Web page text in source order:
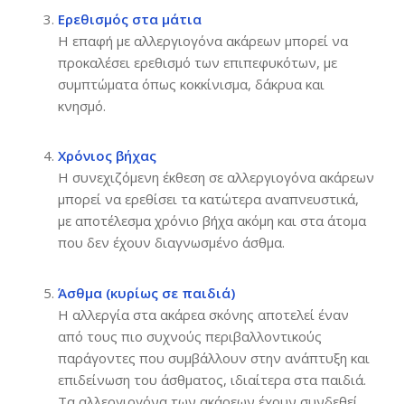
Ερεθισμός στα μάτια
Η επαφή με αλλεργιογόνα ακάρεων μπορεί να
προκαλέσει ερεθισμό των επιπεφυκότων, με
συμπτώματα όπως κοκκίνισμα, δάκρυα και
κνησμό.
Χρόνιος βήχας
Η συνεχιζόμενη έκθεση σε αλλεργιογόνα ακάρεων
μπορεί να ερεθίσει τα κατώτερα αναπνευστικά,
με αποτέλεσμα χρόνιο βήχα ακόμη και στα άτομα
που δεν έχουν διαγνωσμένο άσθμα.
Άσθμα (κυρίως σε παιδιά)
Η αλλεργία στα ακάρεα σκόνης αποτελεί έναν
από τους πιο συχνούς περιβαλλοντικούς
παράγοντες που συμβάλλουν στην ανάπτυξη και
επιδείνωση του άσθματος, ιδιαίτερα στα παιδιά.